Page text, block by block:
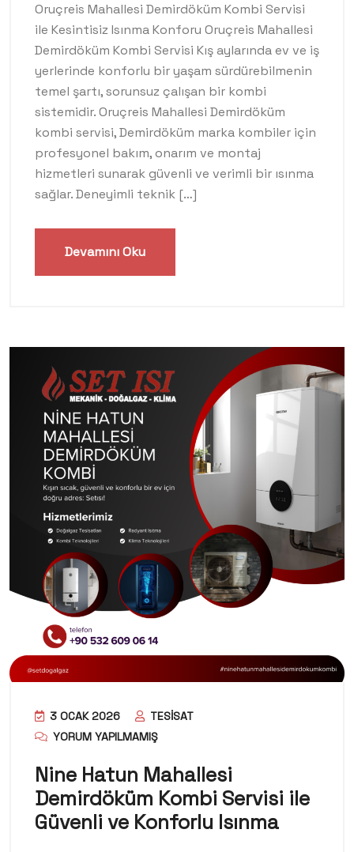
Oruçreis Mahallesi Demirdöküm Kombi Servisi
ile Kesintisiz Isınma Konforu Oruçreis Mahallesi
Demirdöküm Kombi Servisi Kış aylarında ev ve iş
yerlerinde konforlu bir yaşam sürdürebilmenin
temel şartı, sorunsuz çalışan bir kombi
sistemidir. Oruçreis Mahallesi Demirdöküm
kombi servisi, Demirdöküm marka kombiler için
profesyonel bakım, onarım ve montaj
hizmetleri sunarak güvenli ve verimli bir ısınma
sağlar. Deneyimli teknik […]
Devamını Oku
3 OCAK 2026
TESISAT
YORUM YAPILMAMIŞ
Nine Hatun Mahallesi
Demirdöküm Kombi Servisi ile
Güvenli ve Konforlu Isınma